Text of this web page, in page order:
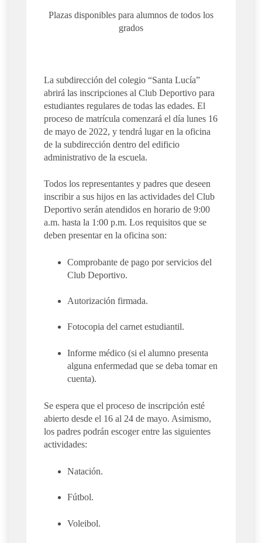
Plazas disponibles para alumnos de todos los
grados
La subdirección del colegio “Santa Lucía”
abrirá las inscripciones al Club Deportivo para
estudiantes regulares de todas las edades. El
proceso de matrícula comenzará el día lunes 16
de mayo de 2022, y tendrá lugar en la oficina
de la subdirección dentro del edificio
administrativo de la escuela.
Todos los representantes y padres que deseen
inscribir a sus hijos en las actividades del Club
Deportivo serán atendidos en horario de 9:00
a.m. hasta la 1:00 p.m. Los requisitos que se
deben presentar en la oficina son:
Comprobante de pago por servicios del
Club Deportivo.
Autorización firmada.
Fotocopia del carnet estudiantil.
Informe médico (si el alumno presenta
alguna enfermedad que se deba tomar en
cuenta).
Se espera que el proceso de inscripción esté
abierto desde el 16 al 24 de mayo. Asimismo,
los padres podrán escoger entre las siguientes
actividades:
Natación.
Fútbol.
Voleibol.